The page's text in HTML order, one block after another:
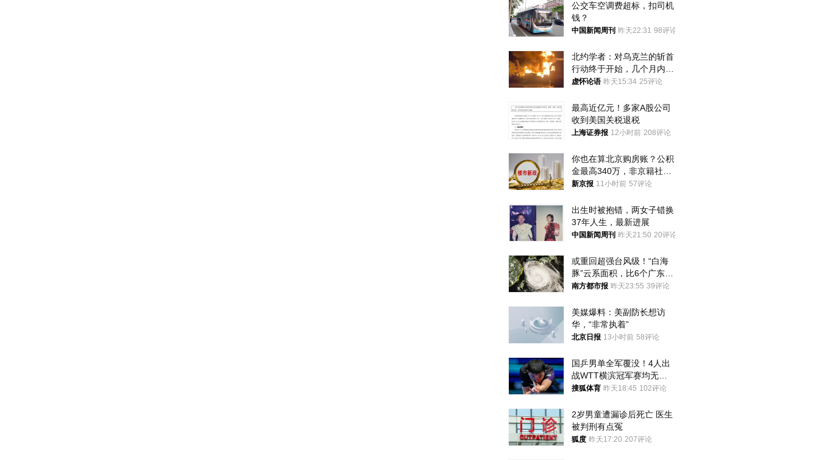
公交车空调费超标，扣司机
钱？
中国新闻周刊 昨天22:31 98评论
北约学者：对乌克兰的斩首
行动终于开始，几个月内乌
将投降
虚怀论语 昨天15:34 25评论
最高近亿元！多家A股公司
收到美国关税退税
上海证券报 12小时前 208评论
你也在算北京购房账？公积
金最高340万，非京籍社保
1年
新京报 11小时前 57评论
出生时被抱错，两女子错换
37年人生，最新进展
中国新闻周刊 昨天21:50 20评论
或重回超强台风级！“白海
豚”云系面积，比6个广东还
大！深圳官方：注意这件事
南方都市报 昨天23:55 39评论
美媒爆料：美副防长想访
华，“非常执着”
北京日报 13小时前 58评论
国乒男单全军覆没！4人出
战WTT横滨冠军赛均无缘
八强
搜狐体育 昨天18:45 102评论
2岁男童遭漏诊后死亡 医生
被判刑有点冤
狐度 昨天17:20 207评论